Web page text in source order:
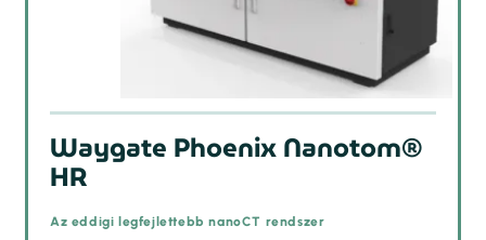
Waygate Phoenix Nanotom®
HR
Az eddigi legfejlettebb nanoCT rendszer